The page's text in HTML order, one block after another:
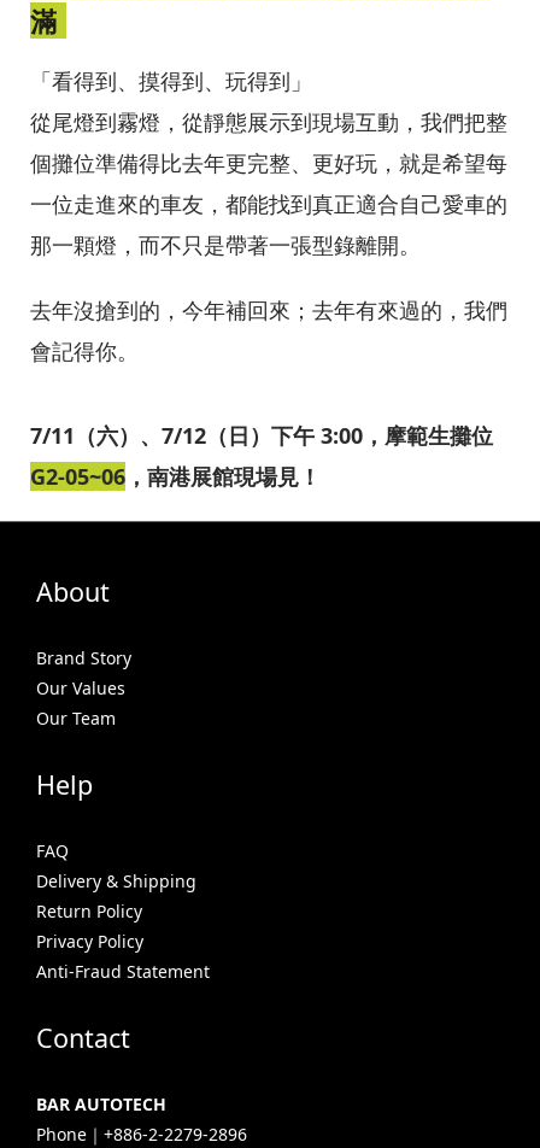
滿
「看得到、摸得到、玩得到」
從尾燈到霧燈，從靜態展示到現場互動，我們把整
個攤位準備得比去年更完整、更好玩，就是希望每
一位走進來的車友，都能找到真正適合自己愛車的
那一顆燈，而不只是帶著一張型錄離開。
去年沒搶到的，今年補回來；去年有來過的，我們
會記得你。
7/11（六）、7/12（日）下午 3:00，摩範生攤位
G2-05~06 ，南港展館現場見！
About
Brand Story
Our Values
Our Team
Help
FAQ
Delivery & Shipping
Return Policy
Privacy Policy
Anti-Fraud Statement
Contact
BAR AUTOTECH
Phone｜+886-2-2279-2896